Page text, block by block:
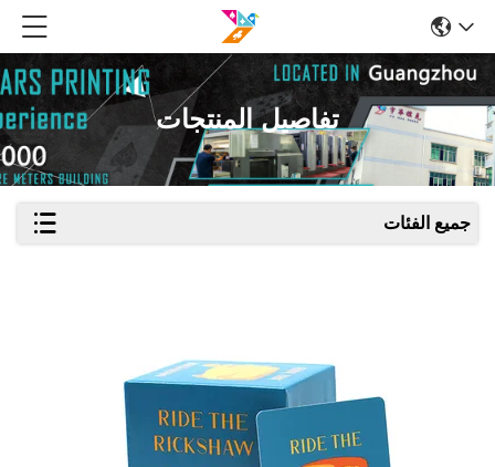
تفاصيل المنتجات
جميع الفئات